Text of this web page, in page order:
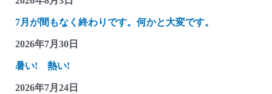
7月が間もなく終わりです。何かと大変です。
2026年7月30日
暑い! 熱い!
2026年7月24日